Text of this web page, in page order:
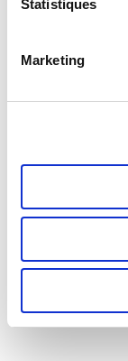
Statistiques
Marketing